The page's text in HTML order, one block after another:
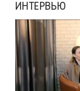
ИНТЕРВЬЮ